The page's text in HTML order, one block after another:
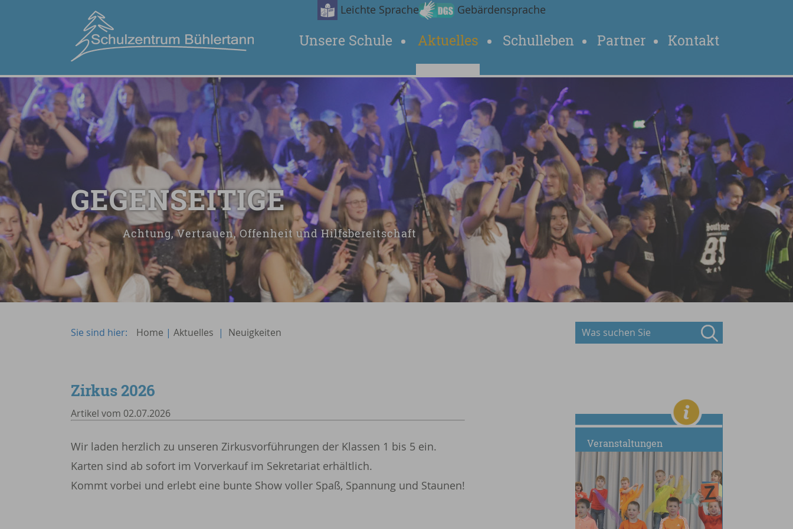
Leichte Sprache Gebärdensprache
Unsere Schule Aktuelles Schulleben Partner Kontakt
GEGENSEITIGE
Achtung, Vertrauen, Offenheit und Hilfsbereitschaft
Sie sind hier: Home | Aktuelles | Neuigkeiten
Zirkus 2026
Artikel vom 02.07.2026
Wir laden herzlich zu unseren Zirkusvorführungen der Klassen 1 bis 5 ein.
Karten sind ab sofort im Vorverkauf im Sekretariat erhältlich.
Kommt vorbei und erlebt eine bunte Show voller Spaß, Spannung und Staunen!
Veranstaltungen